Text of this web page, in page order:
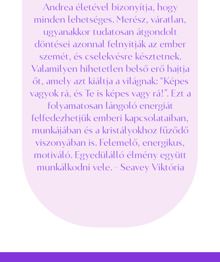
Andrea életével bizonyítja, hogy
minden lehetséges. Merész, váratlan,
ugyanakkor tudatosan átgondolt
döntései azonnal felnyitják az ember
szemét, és cselekvésre késztetnek.
Valamilyen hihetetlen belső erő hajtja
őt, amely azt kiáltja a világnak: “Képes
vagyok rá, és Te is képes vagy rá!”. Ezt a
folyamatosan lángoló energiát
felfedezhetjük emberi kapcsolataiban,
munkájában és a kristályokhoz fűződő
viszonyában is. Felemelő, energikus,
motiváló. Egyedülálló élmény együtt
munkálkodni vele. – Seavey Viktória